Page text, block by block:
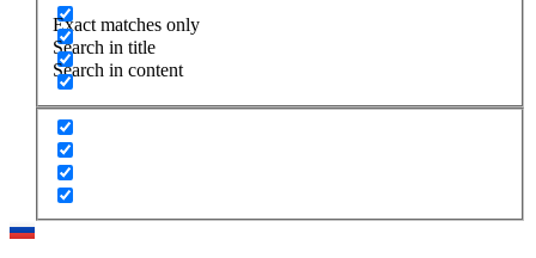
Exact matches only
Search in title
Search in content